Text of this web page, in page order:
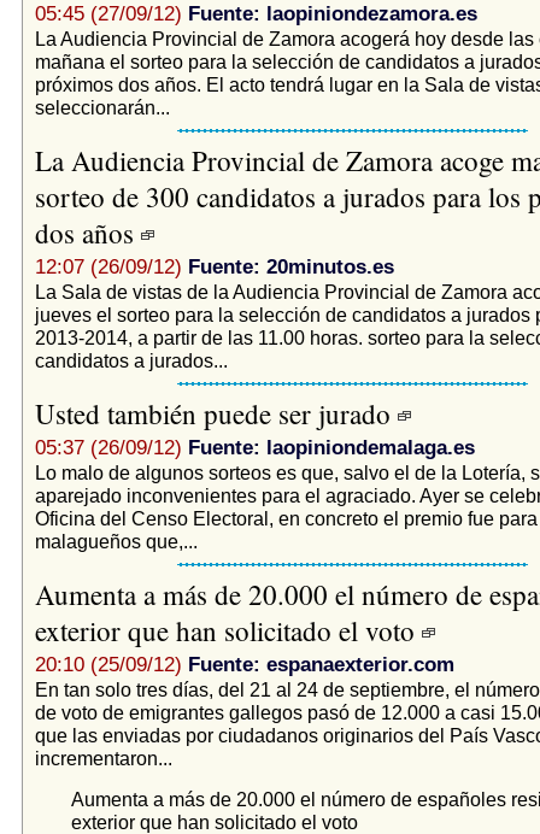
05:45 (27/09/12) Fuente: laopiniondezamora.es
La Audiencia Provincial de Zamora acogerá hoy desde las
mañana el sorteo para la selección de candidatos a
próximos dos años. El acto tendrá lugar en la Sala de
seleccionarán...
La Audiencia Provincial de Zamora acoge
sorteo de 300 candidatos a jurados para los
dos años
12:07 (26/09/12) Fuente: 20minutos.es
La Sala de vistas de la Audiencia Provincial de Zamora
jueves el sorteo para la selección de candidatos a jurados
2013-2014, a partir de las 11.00 horas. sorteo para la
candidatos a jurados...
Usted también puede ser jurado
05:37 (26/09/12) Fuente: laopiniondemalaga.es
Lo malo de algunos sorteos es que, salvo el de la Lotería,
aparejado inconvenientes para el agraciado. Ayer se
Oficina del Censo Electoral, en concreto el premio fue
malagueños que,...
Aumenta a más de 20.000 el número de
exterior que han solicitado el voto
20:10 (25/09/12) Fuente: espanaexterior.com
En tan solo tres días, del 21 al 24 de septiembre, el
de voto de emigrantes gallegos pasó de 12.000 a casi
que las enviadas por ciudadanos originarios del País
incrementaron...
Aumenta a más de 20.000 el número de españoles
exterior que han solicitado el voto